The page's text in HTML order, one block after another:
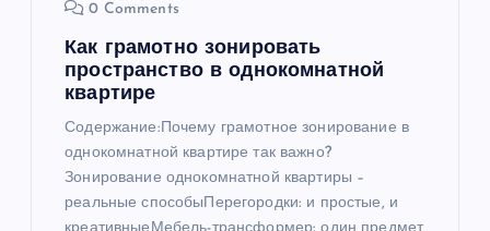
0 Comments
Как грамотно зонировать
пространство в однокомнатной
квартире
Содержание:Почему грамотное зонирование в
однокомнатной квартире так важно?
Зонирование однокомнатной квартиры –
реальные способыПерегородки: и простые, и